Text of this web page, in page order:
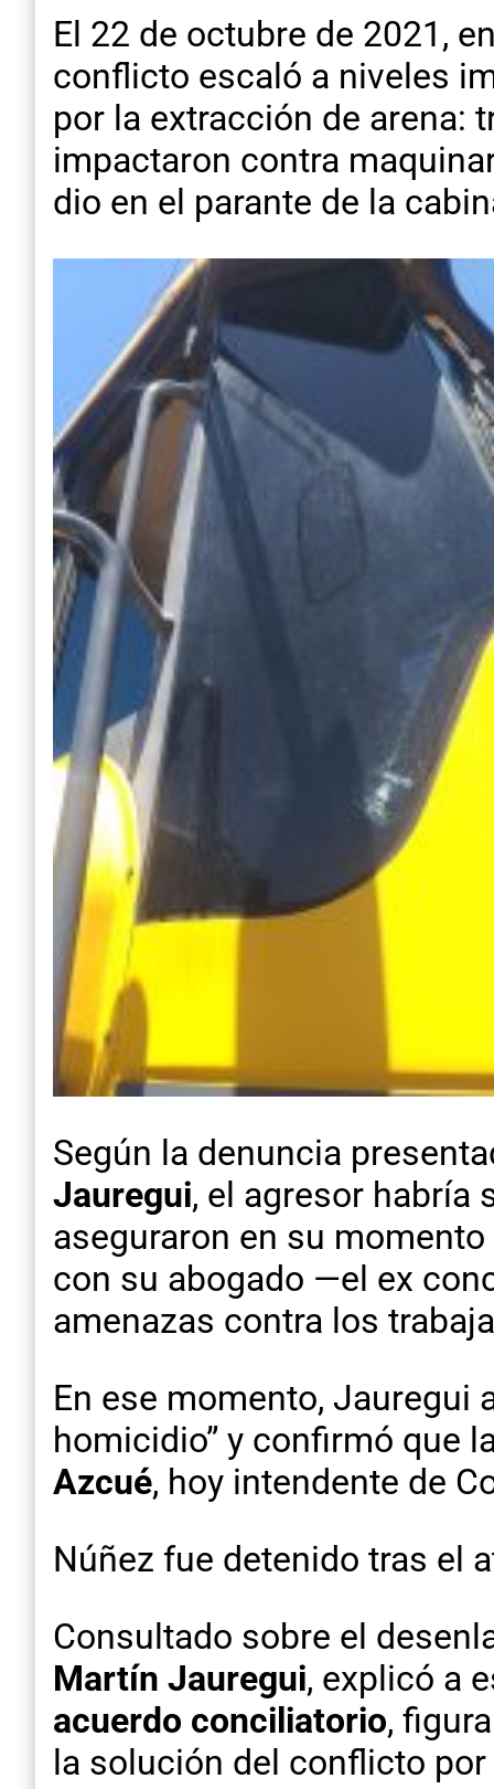
El 22 de octubre de 2021,
conflicto escaló a niveles
por la extracción de arena:
impactaron contra
dio en el parante de la
Según la denuncia
Jauregui, el agresor
aseguraron en su
con su abogado —el ex
amenazas contra los
En ese momento, Jauregui
homicidio” y confirmó que
Azcué, hoy intendente de
Núñez fue detenido tras el
Consultado sobre el
Martín Jauregui, explicó a
acuerdo conciliatorio,
la solución del conflicto por